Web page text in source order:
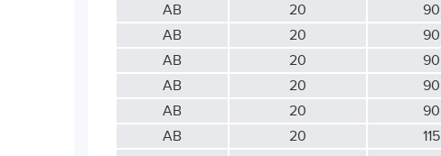
АВ
20 90
АВ
20 90
АВ
20 90
АВ
20 90
АВ
20 90
АВ
20 115